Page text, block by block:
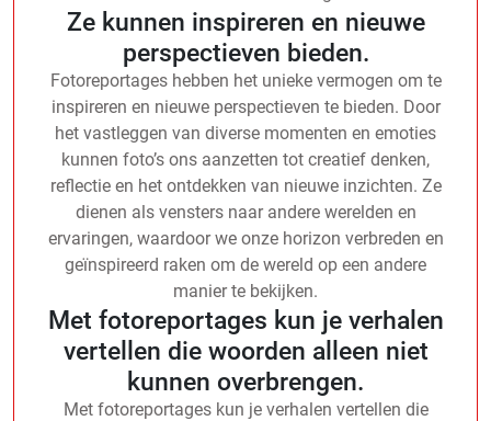
Ze kunnen inspireren en nieuwe
perspectieven bieden.
Fotoreportages hebben het unieke vermogen om te
inspireren en nieuwe perspectieven te bieden. Door
het vastleggen van diverse momenten en emoties
kunnen foto’s ons aanzetten tot creatief denken,
reflectie en het ontdekken van nieuwe inzichten. Ze
dienen als vensters naar andere werelden en
ervaringen, waardoor we onze horizon verbreden en
geïnspireerd raken om de wereld op een andere
manier te bekijken.
Met fotoreportages kun je verhalen
vertellen die woorden alleen niet
kunnen overbrengen.
Met fotoreportages kun je verhalen vertellen die